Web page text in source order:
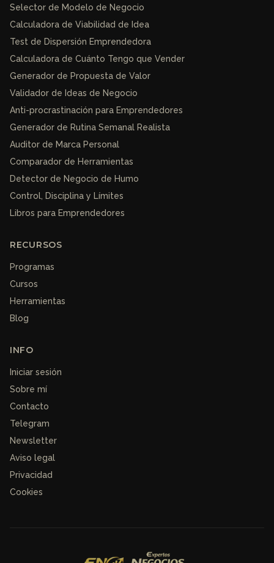
Selector de Modelo de Negocio
Calculadora de Viabilidad de Idea
Test de Dispersión Emprendedora
Calculadora de Cuánto Tengo que Vender
Generador de Propuesta de Valor
Validador de Ideas de Negocio
Anti-procrastinación para Emprendedores
Generador de Rutina Semanal Realista
Auditor de Marca Personal
Comparador de Herramientas
Detector de Negocio de Humo
Control, Disciplina y Límites
Libros para Emprendedores
RECURSOS
Programas
Cursos
Herramientas
Blog
INFO
Iniciar sesión
Sobre mí
Contacto
Telegram
Newsletter
Aviso legal
Privacidad
Cookies